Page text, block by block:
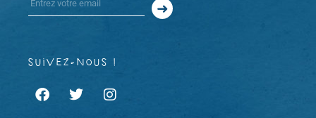
suivez-nous !